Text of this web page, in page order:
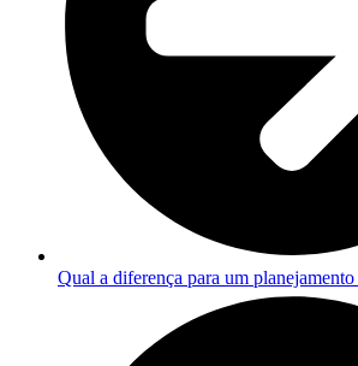
Qual a diferença para um